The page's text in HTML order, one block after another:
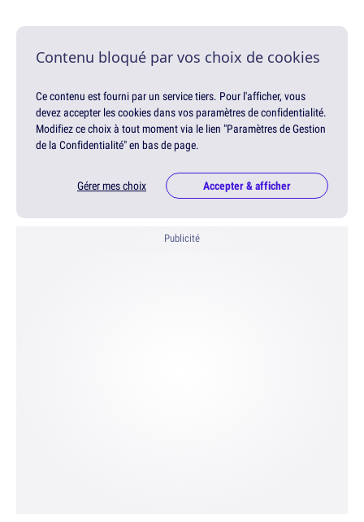
Contenu bloqué par vos choix de cookies
Ce contenu est fourni par un service tiers. Pour l'afficher, vous
devez accepter les cookies dans vos paramètres de confidentialité.
Modifiez ce choix à tout moment via le lien "Paramètres de Gestion
de la Confidentialité" en bas de page.
Gérer mes choix Accepter & afficher
Publicité